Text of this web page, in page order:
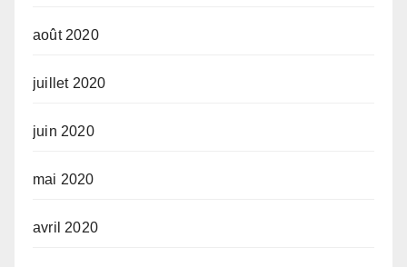
août 2020
juillet 2020
juin 2020
mai 2020
avril 2020